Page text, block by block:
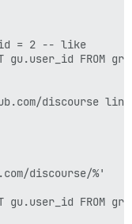
= 2 -- like
gu.user_id FROM
discourse
discourse/%'
gu.user_id FROM